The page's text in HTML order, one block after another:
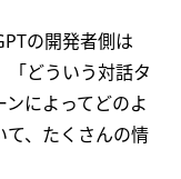
の開発者側は
「どういう対話タ
によってどのよ
て、たくさんの情